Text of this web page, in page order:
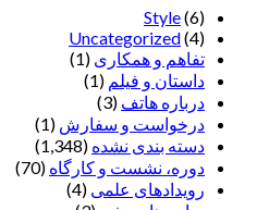
Style(6)
Uncategorized(4)
تفاهم و همکاری (1)
داستان و فیلم (1)
درباره هاتف (3)
درخواست و سفارش (1)
دسته بندی نشده (1,348)
دوره، نشست و کارگاه (70)
رویدادهای علمی (4)